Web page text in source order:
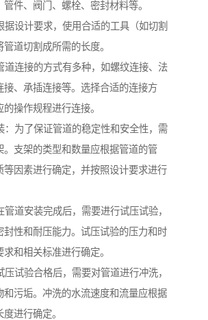
件、阀门、螺栓、密封材料等。
据设计要求，使用合适的工具（如切割
道切割成所需的长度。
道连接的方式有多种，如螺纹连接、法
接、承插连接等。选择合适的连接方
操作规程进行连接。
：为了保证管道的稳定性和安全性，需
。支架的类型和数量应根据管道的管
等因素进行确定，并按照设计要求进行
管道安装完成后，需要进行试压试验，
封性和耐压能力。试压试验的压力和时
和相关标准进行确定。
压试验合格后，需要对管道进行冲洗，
和污垢。冲洗的水流速度和流量应根据
进行确定。